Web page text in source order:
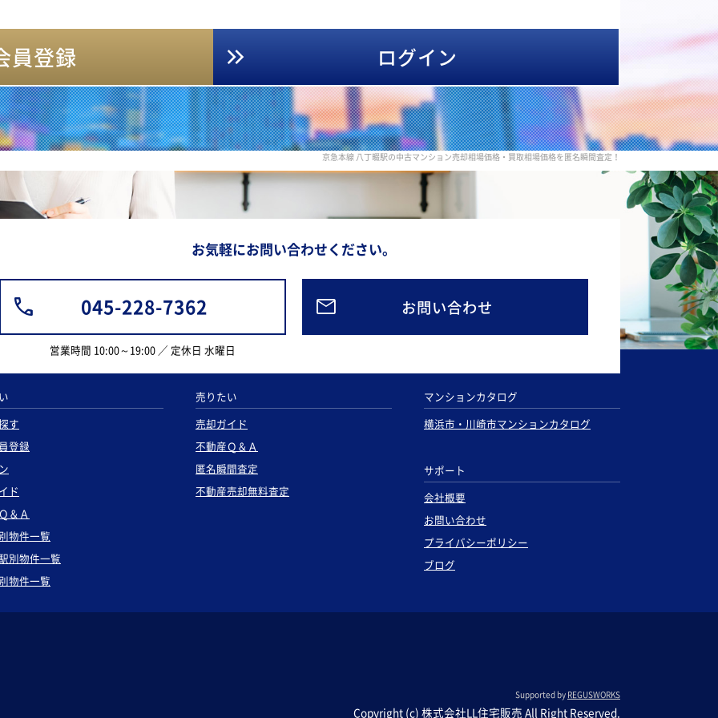
員登録 ログイン
京急本線 八丁畷駅の中古マンション売却相場価格・買取相場価格を匿名瞬間査定！
お気軽にお問い合わせください。
045-228-7362
営業時間 10:00～19:00 ／ 定休日 水曜日
お問い合わせ
す
登録
ド
＆Ａ
物件一覧
別物件一覧
物件一覧
売りたい
売却ガイド
不動産Ｑ＆Ａ
匿名瞬間査定
不動産売却無料査定
マンションカタログ
横浜市・川崎市マンションカタログ
サポート
会社概要
お問い合わせ
プライバシーポリシー
ブログ
Supported by REGUSWORKS
Copyright (c) 株式会社LL住宅販売 All Right Reserved.